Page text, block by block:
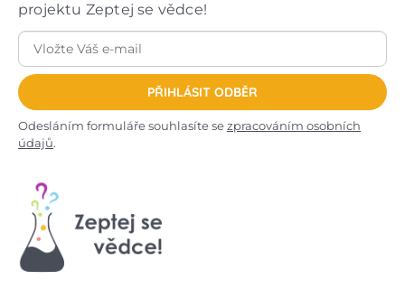
projektu Zeptej se vědce!
PŘIHLÁSIT ODBĚR
Odesláním formuláře souhlasíte sezpracováním osobních
údajů.